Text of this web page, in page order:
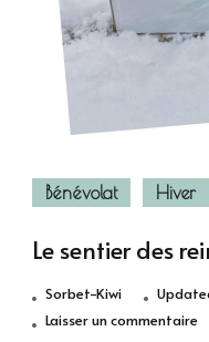
Bénévolat Hiver
Le sentier des
Sorbet-Kiwi
Laisser un commentairesur